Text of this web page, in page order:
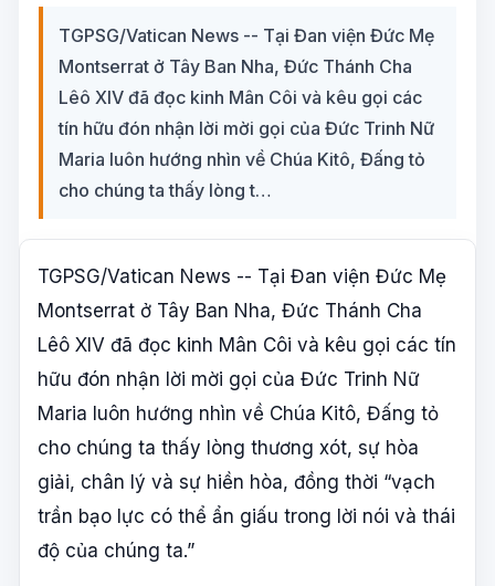
TGPSG/Vatican News -- Tại Đan viện Đức Mẹ
Montserrat ở Tây Ban Nha, Đức Thánh Cha
Lêô XIV đã đọc kinh Mân Côi và kêu gọi các
tín hữu đón nhận lời mời gọi của Đức Trinh Nữ
Maria luôn hướng nhìn về Chúa Kitô, Đấng tỏ
cho chúng ta thấy lòng t…
TGPSG/Vatican News -- Tại Đan viện Đức Mẹ
Montserrat ở Tây Ban Nha, Đức Thánh Cha
Lêô XIV đã đọc kinh Mân Côi và kêu gọi các tín
hữu đón nhận lời mời gọi của Đức Trinh Nữ
Maria luôn hướng nhìn về Chúa Kitô, Đấng tỏ
cho chúng ta thấy lòng thương xót, sự hòa
giải, chân lý và sự hiền hòa, đồng thời “vạch
trần bạo lực có thể ẩn giấu trong lời nói và thái
độ của chúng ta.”